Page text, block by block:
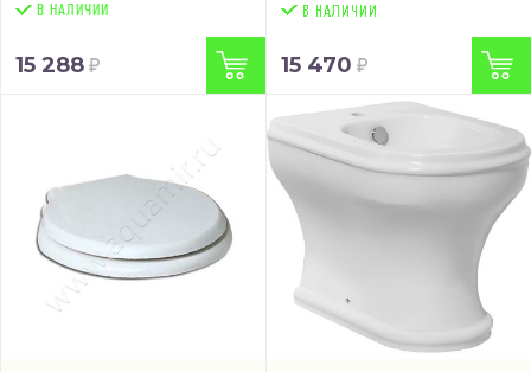
В НАЛИЧИИ
15 288 15 470